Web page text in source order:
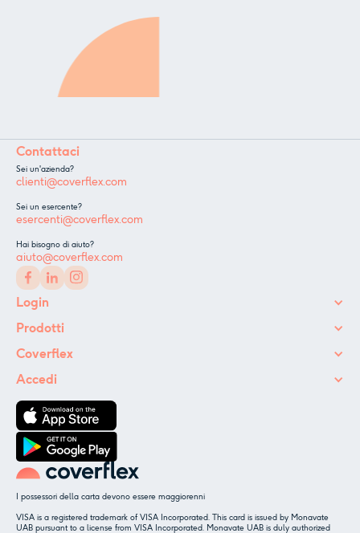
Contattaci
Sei un'azienda?
clienti@coverflex.com
Sei un esercente?
esercenti@coverflex.com
Hai bisogno di aiuto?
aiuto@coverflex.com
Login
Prodotti
Coverflex
Accedi
I possessori della carta devono essere maggiorenni
VISA is a registered trademark of VISA Incorporated. This card is issued by Monavate
UAB pursuant to a license from VISA Incorporated. Monavate UAB is duly authorized